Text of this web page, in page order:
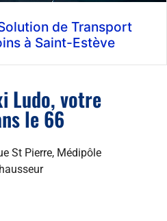
de Transport
à Saint-Estève
Ludo, votre
le 66
St Pierre, Médipôle